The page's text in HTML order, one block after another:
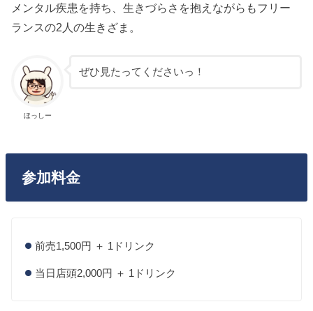
メンタル疾患を持ち、生きづらさを抱えながらもフリー
ランスの2人の生きざま。
ほっしー
ぜひ見たってくださいっ！
参加料金
前売1,500円 ＋ 1ドリンク
当日店頭2,000円 ＋ 1ドリンク